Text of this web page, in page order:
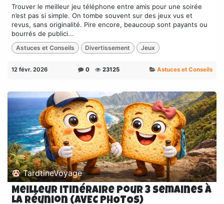
Trouver le meilleur jeu téléphone entre amis pour une soirée
n’est pas si simple. On tombe souvent sur des jeux vus et
revus, sans originalité. Pire encore, beaucoup sont payants ou
bourrés de publici...
Astuces et Conseils Divertissement Jeux
12 févr. 2026 0 23125 Astuces et Conseils
TardtineVoyage
Meilleur itinéraire pour 3 semaines à
La Réunion (AVEC PHOTOS)